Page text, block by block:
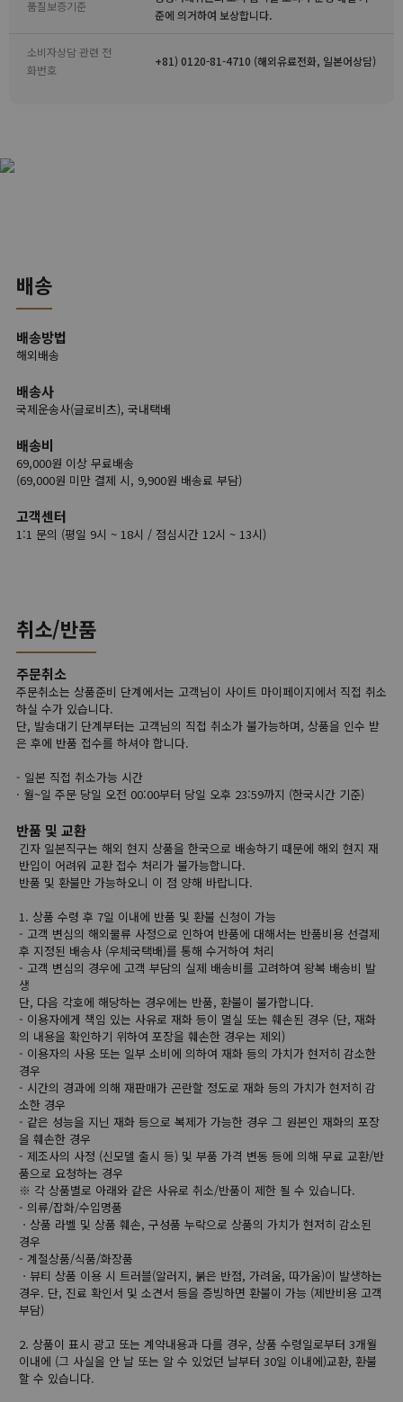
품질보증기준
준에 의거하여 보상합니다.
소비자상담 관련 전
화번호
+81) 0120-81-4710 (해외유료전화, 일본어상담)
배송
배송방법
해외배송
배송사
국제운송사(글로비츠), 국내택배
배송비
69,000원 이상 무료배송
(69,000원 미만 결제 시, 9,900원 배송료 부담)
고객센터
1:1 문의 (평일 9시 ~ 18시 / 점심시간 12시 ~ 13시)
취소/반품
주문취소
주문취소는 상품준비 단계에서는 고객님이 사이트 마이페이지에서 직접 취소
하실 수가 있습니다.
단, 발송대기 단계부터는 고객님의 직접 취소가 불가능하며, 상품을 인수 받
은 후에 반품 접수를 하셔야 합니다.
- 일본 직접 취소가능 시간
· 월~일 주문 당일 오전 00:00부터 당일 오후 23:59까지 (한국시간 기준)
반품 및 교환
긴자 일본직구는 해외 현지 상품을 한국으로 배송하기 때문에 해외 현지 재
반입이 어려워 교환 접수 처리가 불가능합니다.
반품 및 환불만 가능하오니 이 점 양해 바랍니다.
1. 상품 수령 후 7일 이내에 반품 및 환불 신청이 가능
- 고객 변심의 해외물류 사정으로 인하여 반품에 대해서는 반품비용 선결제
후 지정된 배송사 (우체국택배)를 통해 수거하여 처리
- 고객 변심의 경우에 고객 부담의 실제 배송비를 고려하여 왕복 배송비 발
생
단, 다음 각호에 해당하는 경우에는 반품, 환불이 불가합니다.
- 이용자에게 책임 있는 사유로 재화 등이 멸실 또는 훼손된 경우 (단, 재화
의 내용을 확인하기 위하여 포장을 훼손한 경우는 제외)
- 이용자의 사용 또는 일부 소비에 의하여 재화 등의 가치가 현저히 감소한
경우
- 시간의 경과에 의해 재판매가 곤란할 정도로 재화 등의 가치가 현저히 감
소한 경우
- 같은 성능을 지닌 재화 등으로 복제가 가능한 경우 그 원본인 재화의 포장
을 훼손한 경우
- 제조사의 사정 (신모델 출시 등) 및 부품 가격 변동 등에 의해 무료 교환/반
품으로 요청하는 경우
※ 각 상품별로 아래와 같은 사유로 취소/반품이 제한 될 수 있습니다.
- 의류/잡화/수입명품
ㆍ상품 라벨 및 상품 훼손, 구성품 누락으로 상품의 가치가 현저히 감소된
경우
- 계절상품/식품/화장품
ㆍ뷰티 상품 이용 시 트러블(알러지, 붉은 반점, 가려움, 따가움)이 발생하는
경우. 단, 진료 확인서 및 소견서 등을 증빙하면 환불이 가능 (제반비용 고객
부담)
2. 상품이 표시 광고 또는 계약내용과 다를 경우, 상품 수령일로부터 3개월
이내에 (그 사실을 안 날 또는 알 수 있었던 날부터 30일 이내에)교환, 환불
할 수 있습니다.